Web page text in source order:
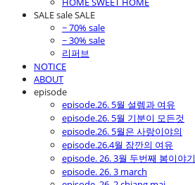
SALE sale SALE
~ 70% sale
~ 30% sale
리퍼브
NOTICE
ABOUT
episode
episode.26. 5월 설렘과 여유
episode.26. 5월 기분이 모든것
episode.26. 5월은 사랑이야의
episode.26.4월 잠깐의 여유
episode. 26. 3월 두번째 봄이야기
episode. 26. 3 march